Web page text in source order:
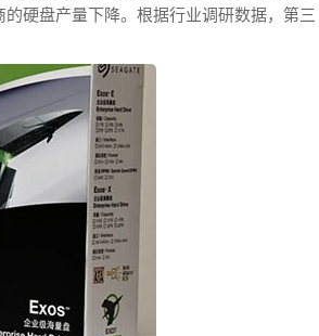
硬盘产量下降。根据行业调研数据，第三